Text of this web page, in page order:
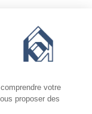
votre
proposer des